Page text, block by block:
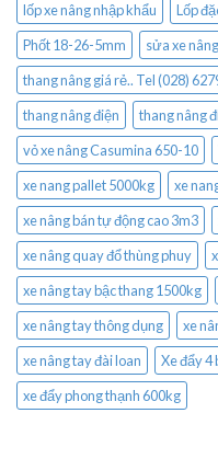
lốp xe nâng nhập khẩu
Lốp
Phốt 18-26-5mm
sửa xe
thang nâng giá rẻ.. Tel (028)
thang nâng điện
thang nâng
vỏ xe nâng Casumina 650-10
xe nang pallet 5000kg
xe
xe nâng bán tự động cao 3m3
xe nâng quay đổ thùng phuy
xe nâng tay bậc thang 1500kg
xe nâng tay thông dụng
xe
xe nâng tay đài loan
Xe đẩy 4
xe đẩy phong thạnh 600kg